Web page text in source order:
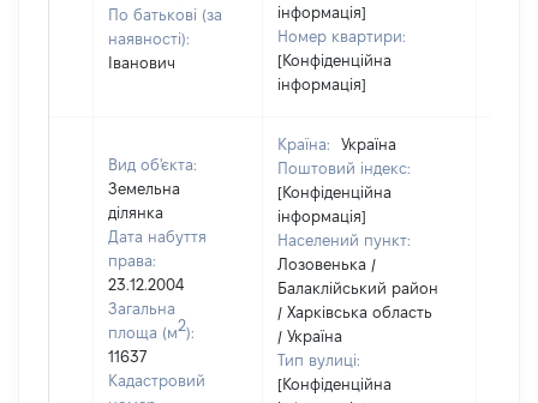
По батькові (за
наявності):
Іванович
інформація]
Номер квартири:
[Конфіденційна
інформація]
Вид об'єкта:
Земельна
ділянка
Дата набуття
права:
23.12.2004
Загальна
площа (м2):
11637
Кадастровий
Країна:
Україна
Поштовий індекс:
[Конфіденційна
інформація]
Населений пункт:
Лозовенька /
Балаклійський район
/ Харківська область
/ Україна
Тип вулиці:
[Конфіденційна